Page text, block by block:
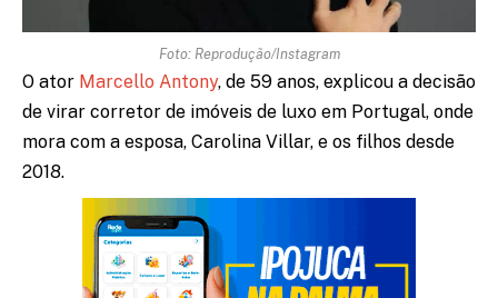
Foto: Reprodução/Instagram
O ator Marcello Antony, de 59 anos, explicou a decisão
de virar corretor de imóveis de luxo em Portugal, onde
mora com a esposa, Carolina Villar, e os filhos desde
2018.